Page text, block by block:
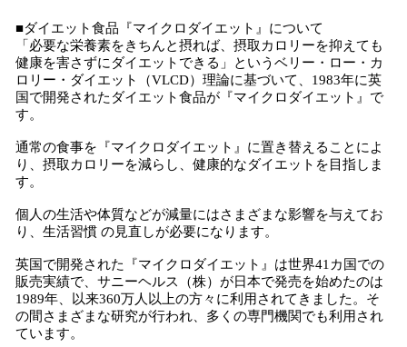
■ダイエット食品『マイクロダイエット』について
「必要な栄養素をきちんと摂れば、摂取カロリーを抑えても
健康を害さずにダイエットできる」というベリー・ロー・カ
ロリー・ダイエット（VLCD）理論に基づいて、1983年に英
国で開発されたダイエット食品が『マイクロダイエット』で
す。
通常の食事を『マイクロダイエット』に置き替えることによ
り、摂取カロリーを減らし、健康的なダイエットを目指しま
す。
個人の生活や体質などが減量にはさまざまな影響を与えてお
り、生活習慣 の見直しが必要になります。
英国で開発された『マイクロダイエット』は世界41カ国での
販売実績で、サニーヘルス（株）が日本で発売を始めたのは
1989年、以来360万人以上の方々に利用されてきました。そ
の間さまざまな研究が行われ、多くの専門機関でも利用され
ています。